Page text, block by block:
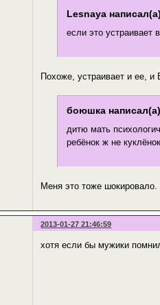
Lesnaya
если это устраивает
Похоже, устраивает и ее, и
боюшка
дитю мать
ребёнок ж не
Меня это тоже
2013-01-27 21:46:59
хотя если бы мужики